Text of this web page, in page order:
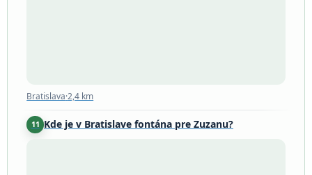
Bratislava·2,4 km
11 Kde je v Bratislave fontána pre Zuzanu?